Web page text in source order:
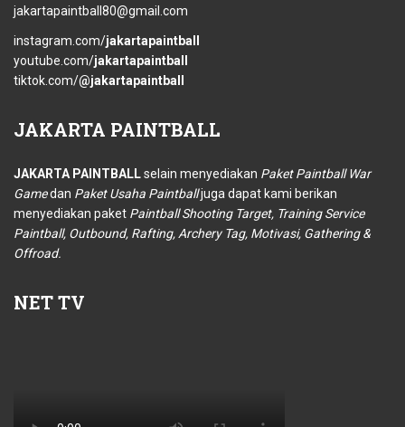
jakartapaintball80@gmail.com
instagram.com/jakartapaintball
youtube.com/jakartapaintball
tiktok.com/@jakartapaintball
JAKARTA PAINTBALL
JAKARTA PAINTBALLselain menyediakan Paket Paintball War
Gamedan Paket Usaha Paintballjuga dapat kami berikan
menyediakan paket Paintball Shooting Target, Training Service
Paintball, Outbound, Rafting, Archery Tag, Motivasi, Gathering &
Offroad.
NETTV